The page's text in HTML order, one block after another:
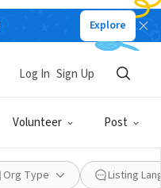
Explore
Volunteer Post
Log In Sign Up
Org Type Listing
International